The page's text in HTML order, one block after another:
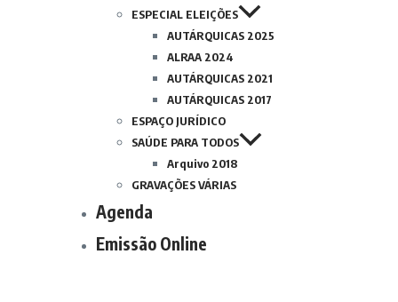
ESPECIAL ELEIÇÕES
AUTÁRQUICAS 2025
ALRAA 2024
AUTÁRQUICAS 2021
AUTÁRQUICAS 2017
ESPAÇO JURÍDICO
SAÚDE PARA TODOS
Arquivo 2018
GRAVAÇÕES VÁRIAS
Agenda
Emissão Online